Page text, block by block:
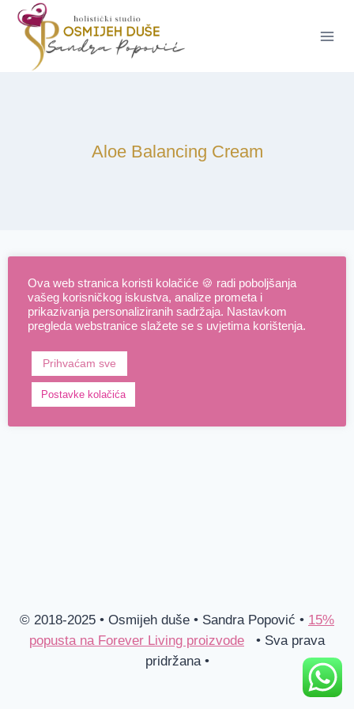
Skip
content
Aloe Balancing Cream
searching can help.
Pretraži:
© 2018-2025 • Osmijeh duše • Sandra Popović • 15%
popusta na Forever Living proizvode • Sva prava
pridržana •
Ova web stranica koristi kolačiće 🍪 radi poboljšanja
vašeg korisničkog iskustva, analize prometa i
prikazivanja personaliziranih sadržaja. Nastavkom
pregleda webstranice slažete se s uvjetima korištenja.
Prihvaćam sve
Postavke kolačića